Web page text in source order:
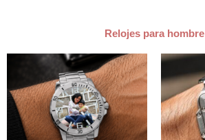
Relojes para hombre